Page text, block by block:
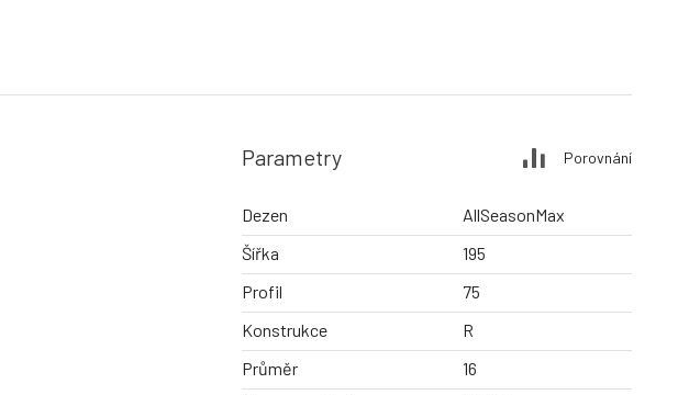
Parametry Porovnání
Dezen
AllSeasonMax
Šířka
195
Profil
75
Konstrukce
R
Průměr
16